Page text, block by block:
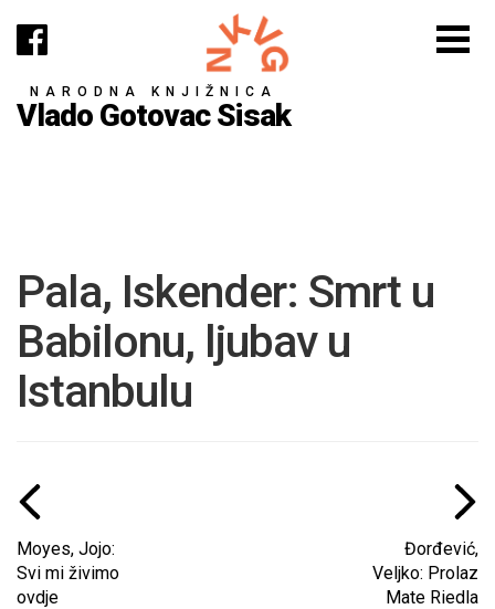
NARODNA KNJIŽNICA
Vlado Gotovac Sisak
Pala, Iskender: Smrt u
Babilonu, ljubav u
Istanbulu
Moyes, Jojo:
Svi mi živimo
ovdje
Đorđević,
Veljko: Prolaz
Mate Riedla